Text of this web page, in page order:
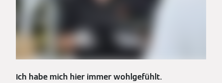
Ich habe mich hier immer wohlgefühlt.